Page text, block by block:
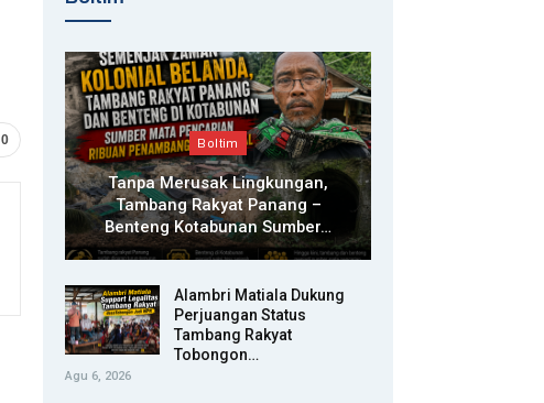
0 Boltim
Tanpa Merusak Lingkungan,
Tambang Rakyat Panang –
Benteng Kotabunan Sumber…
Alambri Matiala Dukung
Perjuangan Status
Tambang Rakyat
Tobongon…
Agu 6, 2026